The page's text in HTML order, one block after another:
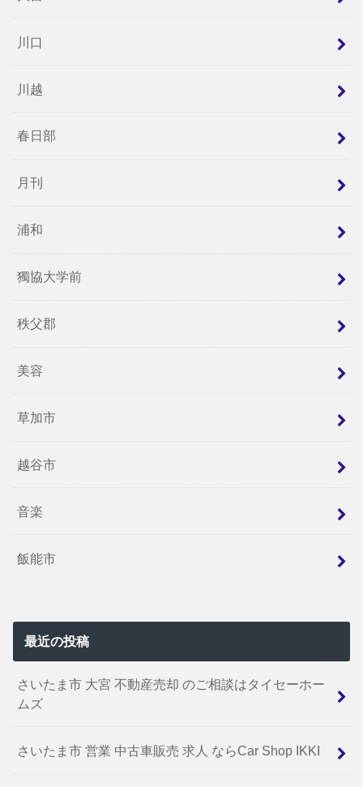
川口
川越
春日部
月刊
浦和
獨協大学前
秩父郡
美容
草加市
越谷市
音楽
飯能市
最近の投稿
さいたま市 大宮 不動産売却 のご相談はタイセーホー
ムズ
さいたま市 営業 中古車販売 求人 ならCar Shop IKKI